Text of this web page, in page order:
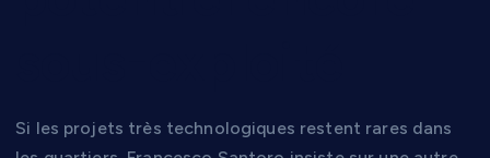
Si les projets très technologiques restent rares dans